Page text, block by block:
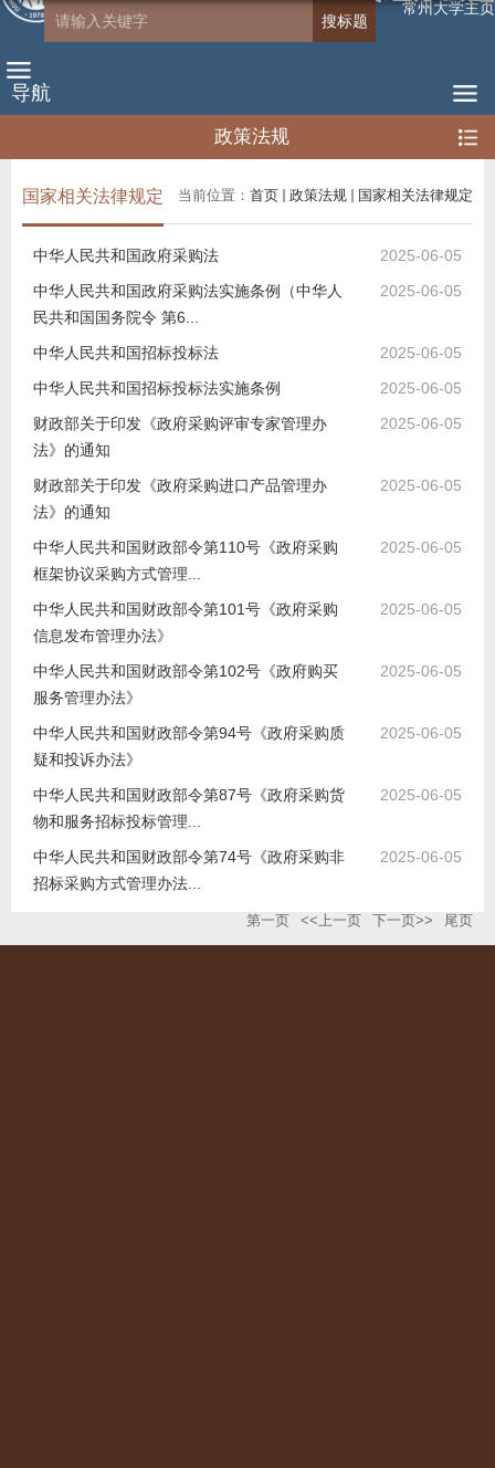
常州大学主页
导航
政策法规
当前位置： 首页 政策法规 国家相关法律规定
国家相关法律规定
中华人民共和国政府采购法
2025-06-05
中华人民共和国政府采购法实施条例（中华人
民共和国国务院令 第6...
2025-06-05
中华人民共和国招标投标法
2025-06-05
中华人民共和国招标投标法实施条例
2025-06-05
财政部关于印发《政府采购评审专家管理办
法》的通知
2025-06-05
财政部关于印发《政府采购进口产品管理办
法》的通知
2025-06-05
中华人民共和国财政部令第110号《政府采购
框架协议采购方式管理...
2025-06-05
中华人民共和国财政部令第101号《政府采购
信息发布管理办法》
2025-06-05
中华人民共和国财政部令第102号《政府购买
服务管理办法》
2025-06-05
中华人民共和国财政部令第94号《政府采购质
疑和投诉办法》
2025-06-05
中华人民共和国财政部令第87号《政府采购货
物和服务招标投标管理...
2025-06-05
中华人民共和国财政部令第74号《政府采购非
招标采购方式管理办法...
2025-06-05
第一页 <<上一页 下一页>> 尾页